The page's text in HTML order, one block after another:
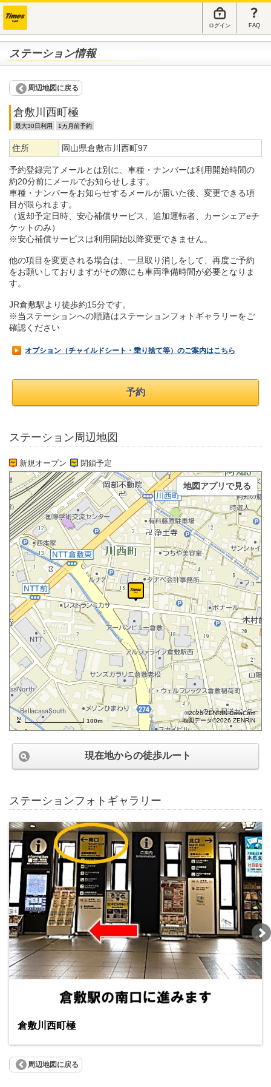
ログイン FAQ
ステーション情報
周辺地図に戻る
倉敷川西町極
最大30日利用 1カ月前予約
住所 岡山県倉敷市川西町97
予約登録完了メールとは別に、車種・ナンバーは利用開始時間の
約20分前にメールでお知らせします。
車種・ナンバーをお知らせするメールが届いた後、変更できる項
目が限られます。
（返却予定日時、安心補償サービス、追加運転者、カーシェアeチ
ケットのみ）
※安心補償サービスは利用開始以降変更できません。
他の項目を変更される場合は、一旦取り消しをして、再度ご予約
をお願いしておりますがその際にも車両準備時間が必要となりま
す。
JR倉敷駅より徒歩約15分です。
※当ステーションへの順路はステーションフォトギャラリーをご
確認ください
オプション（チャイルドシート・乗り捨て等）のご案内はこちら
予約
ステーション周辺地図
新規オープン 閉鎖予定
100m
©2026 ZENRIN DataCom
地図データ©2026 ZENRIN
地図アプリで見る
現在地からの徒歩ルート
ステーションフォトギャラリー
倉敷川西町極
周辺地図に戻る